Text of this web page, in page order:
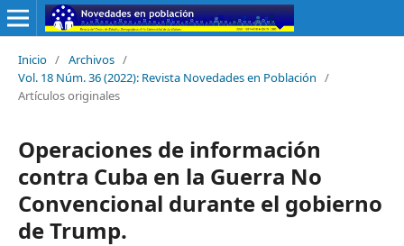
Inicio / Archivos /
Vol. 18 Núm. 36 (2022): Revista Novedades en Población /
Artículos originales
Operaciones de información
contra Cuba en la Guerra No
Convencional durante el gobierno
de Trump.